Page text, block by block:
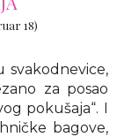
18)
za posao
pokušaja“. I
bagove,